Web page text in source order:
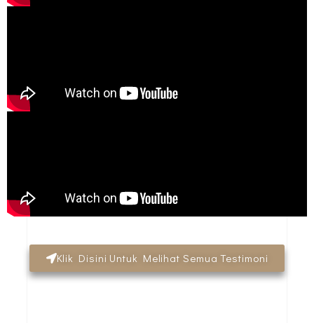
Klik Disini Untuk Melihat Semua Testimoni